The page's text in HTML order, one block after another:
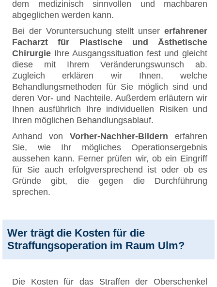
dem medizinisch sinnvollen und machbaren
abgeglichen werden kann.
Bei der Voruntersuchung stellt unser erfahrener
Facharzt für Plastische und Ästhetische
Chirurgie Ihre Ausgangssituation fest und gleicht
diese mit Ihrem Veränderungswunsch ab.
Zugleich erklären wir Ihnen, welche
Behandlungsmethoden für Sie möglich sind und
deren Vor- und Nachteile. Außerdem erläutern wir
Ihnen ausführlich Ihre individuellen Risiken und
Ihren möglichen Behandlungsablauf.
Anhand von Vorher-Nachher-Bildern erfahren
Sie, wie Ihr mögliches Operationsergebnis
aussehen kann. Ferner prüfen wir, ob ein Eingriff
für Sie auch erfolgversprechend ist oder ob es
Gründe gibt, die gegen die Durchführung
sprechen.
Wer trägt die Kosten für die
Straffungsoperation im Raum Ulm?
Die Kosten für das Straffen der Oberschenkel